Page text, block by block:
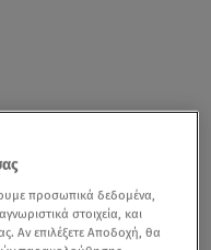
προσωπικά δεδομένα,
στοιχεία, και
Αν επιλέξετε Αποδοχή, θα